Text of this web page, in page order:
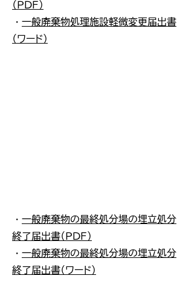
（ＰＤＦ）
・ 一般廃棄物処理施設軽微変更届出書
（ワード）
・ 一般廃棄物の最終処分場の埋立処分
終了届出書（ＰＤＦ）
・ 一般廃棄物の最終処分場の埋立処分
終了届出書（ワード）